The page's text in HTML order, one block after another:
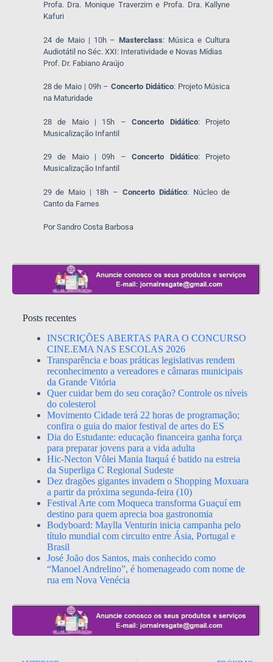
Profa. Dra. Monique Traverzim e Profa. Dra. Kallyne
Kafuri
24 de Maio | 10h –Masterclass: Música e Cultura
Audiotátil no Séc. XXI: Interatividade e Novas Mídias
Prof. Dr. Fabiano Araújo
28 de Maio | 09h –Concerto Didático: Projeto Música
na Maturidade
28 de Maio | 15h –Concerto Didático: Projeto
Musicalização Infantil
29 de Maio | 09h –Concerto Didático: Projeto
Musicalização Infantil
29 de Maio | 18h – Concerto Didático: Núcleo de
Canto da Fames
Por Sandro Costa Barbosa
Posts recentes
INSCRIÇÕES ABERTAS PARA O CONCURSO
CINE.EMA NAS ESCOLAS 2026
Transparência e boas práticas legislativas rendem
reconhecimento a vereadores e câmaras municipais
da Grande Vitória
Quer cuidar bem do seu coração? Controle os níveis
do colesterol
Movimento Cidade terá 22 horas de programação;
confira o guia do maior festival de artes do ES
Dia do Estudante: educação financeira ganha força
para preparar jovens para a vida adulta
Hic-Necton Vôlei Mania Itaquá é batido na estreia
da Superliga C Regional Sudeste
Dez dragões gigantes invadem o Shopping Moxuara
a partir da próxima segunda-feira (10)
Festival Arte com Moqueca transforma Guaçuí em
destino para quem aprecia boa gastronomia
Bodyboard: Maylla Venturin inicia campanha pelo
título mundial com circuito entre Ásia, Portugal e
Brasil
José João dos Santos, mais conhecido como
“Manoel Andrelino”, é homenageado com nome de
rua em Nova Venécia